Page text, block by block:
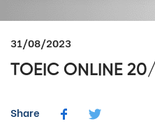
31/08/2023
TOEIC ONLINE
Share